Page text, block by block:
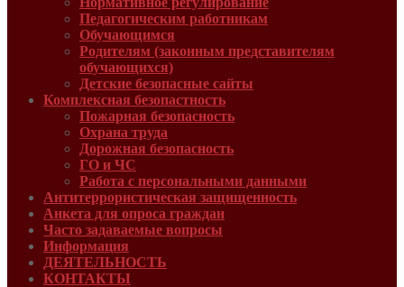
Педагогическим работникам
Обучающимся
Родителям (законным представителям
обучающихся)
Детские безопасные сайты
Комплексная безопастность
Пожарная безопасность
Охрана труда
Дорожная безопасность
ГО и ЧС
Работа с персональными данными
Антитеррористическая защищенность
Анкета для опроса граждан
Часто задаваемые вопросы
Информация
ДЕЯТЕЛЬНОСТЬ
КОНТАКТЫ